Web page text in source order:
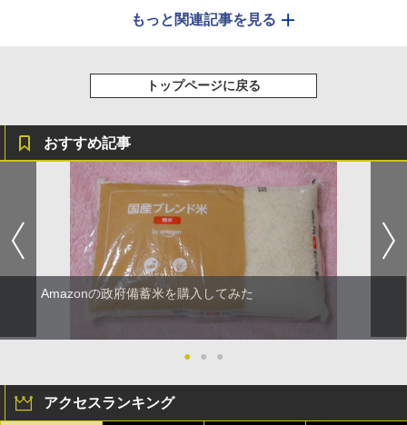
もっと関連記事を見る
トップページに戻る
おすすめ記事
Amazonの政府備蓄米を購入してみた
● ● ●
アクセスランキング